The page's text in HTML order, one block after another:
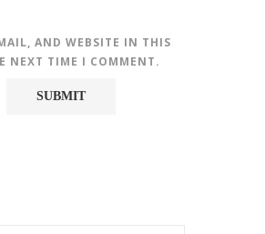
AND WEBSITE IN THIS
NEXT TIME I COMMENT.